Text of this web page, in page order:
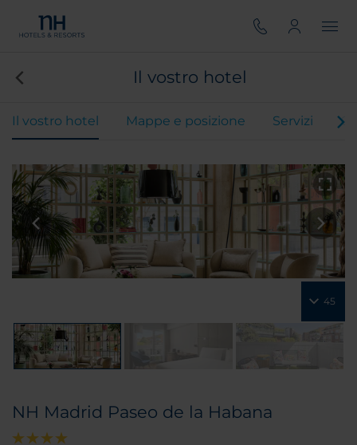
Il vostro hotel
Il vostro hotel Mappe e posizione Servizi
45
NH Madrid Paseo de la Habana